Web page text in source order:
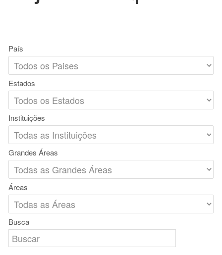
País
Estados
Instituições
Grandes Áreas
Áreas
Busca